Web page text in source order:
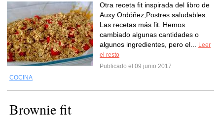
Otra receta fit inspirada del libro de
Auxy Ordóñez,Postres saludables.
Las recetas más fit. Hemos
cambiado algunas cantidades o
algunos ingredientes, pero el...
Leer
el resto
Publicado el 09 junio 2017
COCINA
Brownie fit